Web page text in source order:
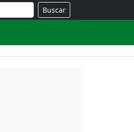
Buscar